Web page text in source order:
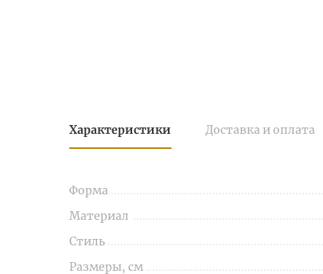
Характеристики Доставка и оплата
Форма
Материал
Стиль
Размеры, см